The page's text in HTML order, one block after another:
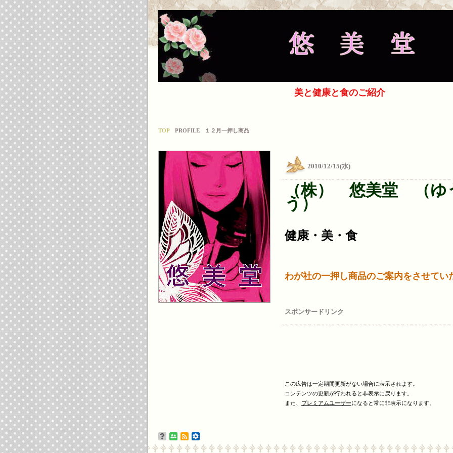
美と健康と食のご紹介
TOP PROFILE １２月一押し商品
2010/12/15(水)
（株） 悠美堂 （ゆ
う）
健康・美・食
わが社の一押し商品のご案内をさせてい
スポンサードリンク
この広告は一定期間更新がない場合に表示されます。
コンテンツの更新が行われると非表示に戻ります。
また、 プレミアムユーザーになると常に非表示になります。